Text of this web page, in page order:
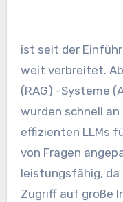
ist seit der Einführung von LLMs im Jahr 2022
weit verbreitet.
(RAG) -Systeme
wurden schnell
effizienten LLMs
von Fragen
leistungsfähig, da
Zugriff auf große